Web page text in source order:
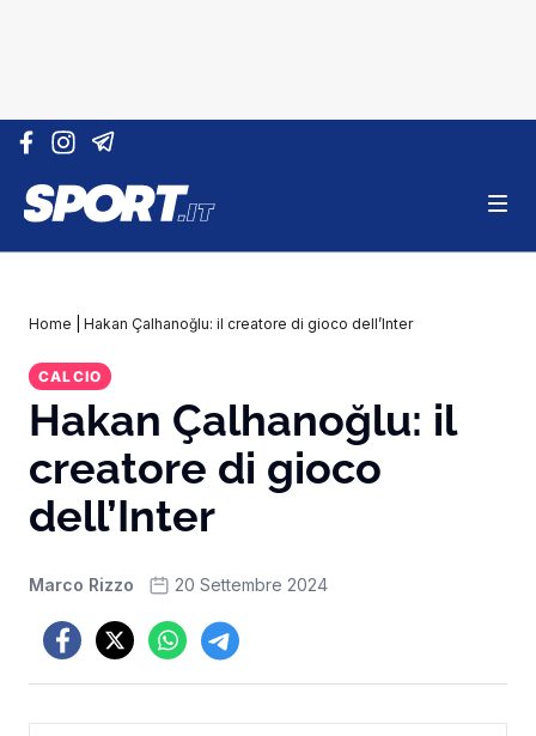
Vai al contenuto
Home Hakan Çalhanoğlu: il creatore di gioco dell’Inter
CALCIO
Hakan Çalhanoğlu: il
creatore di gioco
dell’Inter
Marco Rizzo 20 Settembre 2024